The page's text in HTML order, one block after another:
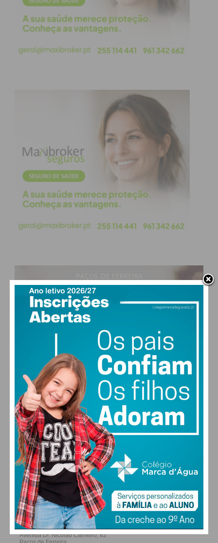
29°
47% humidade
29°
QUI
30
SEX
29°
SÁB
27°
ALTERAR
FARMACIAS DE SERVIÇO EM PAÇOS DE
FERREIRA